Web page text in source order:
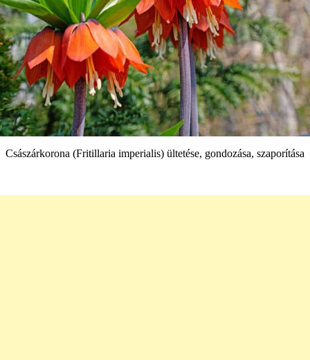
Császárkorona (Fritillaria imperialis) ültetése, gondozása, szaporítása